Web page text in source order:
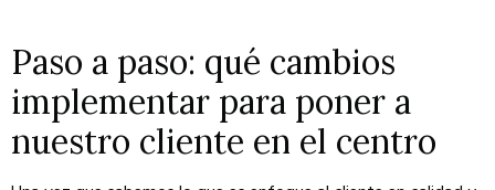
Paso a paso: qué cambios
implementar para poner a
nuestro cliente en el centro